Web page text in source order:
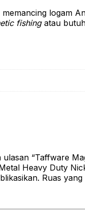
memancing logam
fishingatau
“Taffware
Heavy Duty
Ruas